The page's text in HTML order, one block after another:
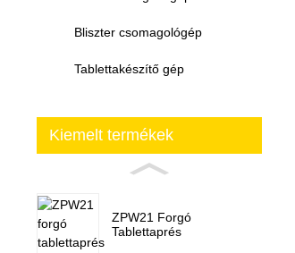
Bliszter csomagológép
Tablettakészítő gép
Kiemelt termékek
ZPW21 Forgó
Tablettaprés